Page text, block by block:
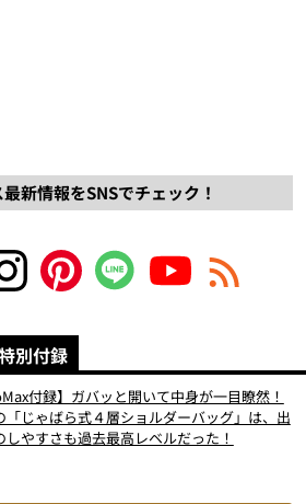
新情報をSNSでチェック！
別付録
付録】ガバッと開いて中身が一目瞭然！
「じゃばら式４層ショルダーバッグ」は、出
しやすさも過去最高レベルだった！